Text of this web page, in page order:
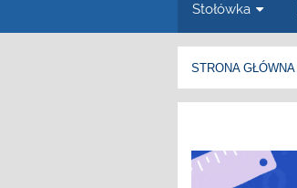
Stołówka
STRONA GŁÓWNA